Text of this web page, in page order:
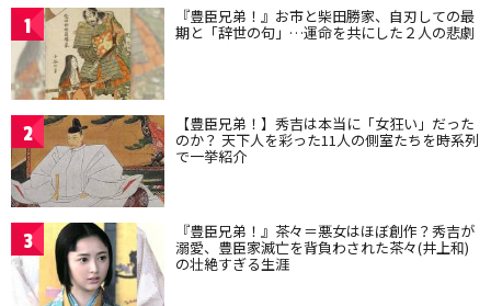
1 『豊臣兄弟！』お市と柴田勝家、自刃しての最
期と「辞世の句」…運命を共にした２人の悲劇
2 【豊臣兄弟！】秀吉は本当に「女狂い」だった
のか？ 天下人を彩った11人の側室たちを時系列
で一挙紹介
3 『豊臣兄弟！』茶々＝悪女はほぼ創作？秀吉が
溺愛、豊臣家滅亡を背負わされた茶々(井上和)
の壮絶すぎる生涯